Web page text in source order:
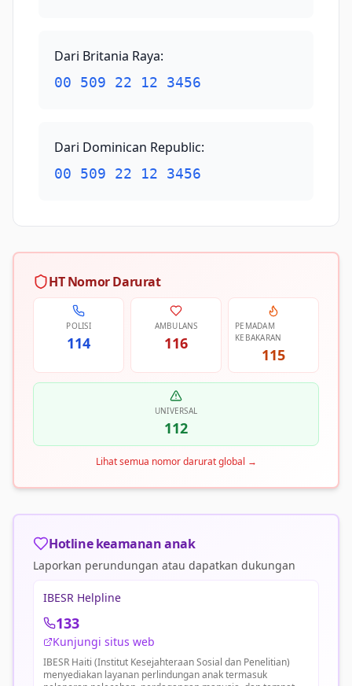
Dari Britania Raya:
00 509 22 12 3456
Dari Dominican Republic:
00 509 22 12 3456
HT Nomor Darurat
POLISI
114
AMBULANS
116
PEMADAM
KEBAKARAN
115
UNIVERSAL
112
Lihat semua nomor darurat global →
Hotline keamanan anak
Laporkan perundungan atau dapatkan dukungan
IBESR Helpline
133
Kunjungi situs web
IBESR Haiti (Institut Kesejahteraan Sosial dan Penelitian)
menyediakan layanan perlindungan anak termasuk